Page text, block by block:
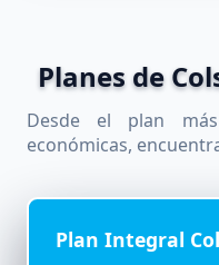
Planes de
Desde el plan
económicas,
Plan Integral